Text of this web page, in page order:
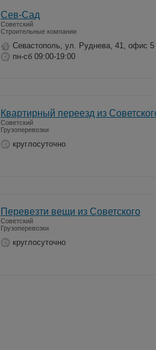
Сев-Сад
Советский
Строительные компании
Севастополь, ул. Руднева, 41, офис 5
пн-сб 09:00-19:00
Квартирный переезд из
Советский
Грузоперевозки
круглосуточно
Перевезти вещи из Советского
Советский
Грузоперевозки
круглосуточно